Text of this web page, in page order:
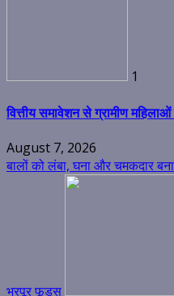
1
वित्तीय समावेशन से ग्रामीण
August 7, 2026
बालों को लंबा, घना और चमकदार
भरपूर फूड्स